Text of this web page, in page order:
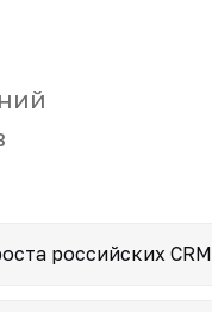
российских CRM